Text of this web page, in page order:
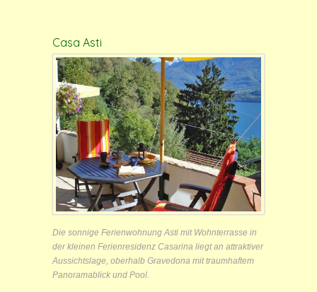
Casa Asti
Die sonnige Ferienwohnung Asti mit Wohnterrasse in
der kleinen Ferienresidenz Casarina liegt an attraktiver
Aussichtslage, oberhalb Gravedona mit traumhaftem
Panoramablick und Pool.